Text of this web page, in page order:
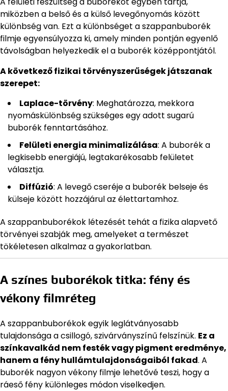
miközben a belső és a külső levegőnyomás között
különbség van. Ezt a különbséget a szappanbuborék
filmje egyensúlyozza ki, amely minden pontján egyenlő
távolságban helyezkedik el a buborék középpontjától.
A következő fizikai törvényszerűségek játszanak
szerepet:
Laplace-törvény: Meghatározza, mekkora
nyomáskülönbség szükséges egy adott sugarú
buborék fenntartásához.
Felületi energia minimalizálása: A buborék a
legkisebb energiájú, legtakarékosabb felületet
választja.
Diffúzió: A levegő cseréje a buborék belseje és
külseje között hozzájárul az élettartamhoz.
A szappanbuborékok létezését tehát a fizika alapvető
törvényei szabják meg, amelyeket a természet
tökéletesen alkalmaz a gyakorlatban.
A színes buborékok titka: fény és
vékony filmréteg
A szappanbuborékok egyik leglátványosabb
tulajdonsága a csillogó, szivárványszínű felszínük. Ez a
színkavalkád nem festék vagy pigment eredménye,
hanem a fény hullámtulajdonságaiból fakad. A
buborék nagyon vékony filmje lehetővé teszi, hogy a
ráeső fény különleges módon viselkedjen.